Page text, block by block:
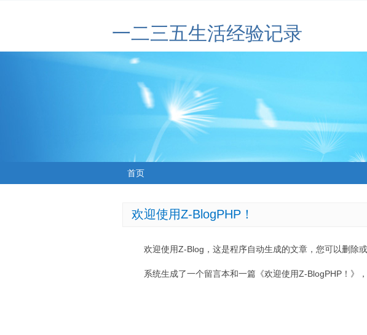
一二三五生活经验记录
首页
欢迎使用Z-BlogPHP！
欢迎使用Z-Blog，这是程序自动生成的文章，您可以删除
系统生成了一个留言本和一篇《欢迎使用Z-BlogPHP！》